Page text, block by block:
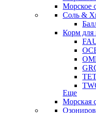
Морское
Соль &
Корм для
Еще
Морская